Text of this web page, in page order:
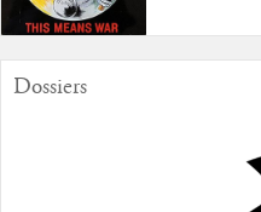
Dossiers